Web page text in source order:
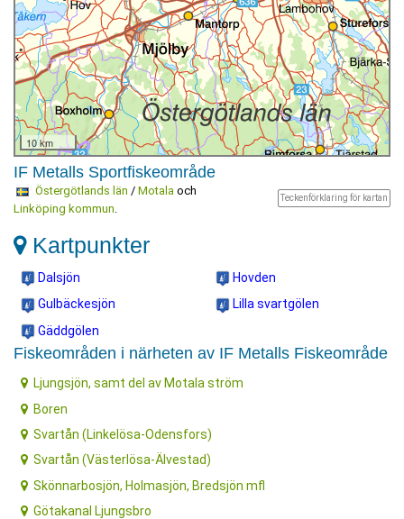
10 km
IF Metalls Sportfiskeområde
Teckenförklaring för kartan
Östergötlands län / Motalaoch
Linköping kommun.
Kartpunkter
Dalsjön
Gulbäckesjön
Gäddgölen
Hovden
Lilla svartgölen
Fiskeområden i närheten av IF Metalls Fiskeområde
Ljungsjön, samt del av Motala ström
Boren
Svartån (Linkelösa-Odensfors)
Svartån (Västerlösa-Älvestad)
Skönnarbosjön, Holmasjön, Bredsjön mfl
Götakanal Ljungsbro